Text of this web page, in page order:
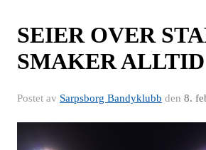
SEIER OVER
SMAKER
Postet av Sarpsborg Bandyklubb den 8.